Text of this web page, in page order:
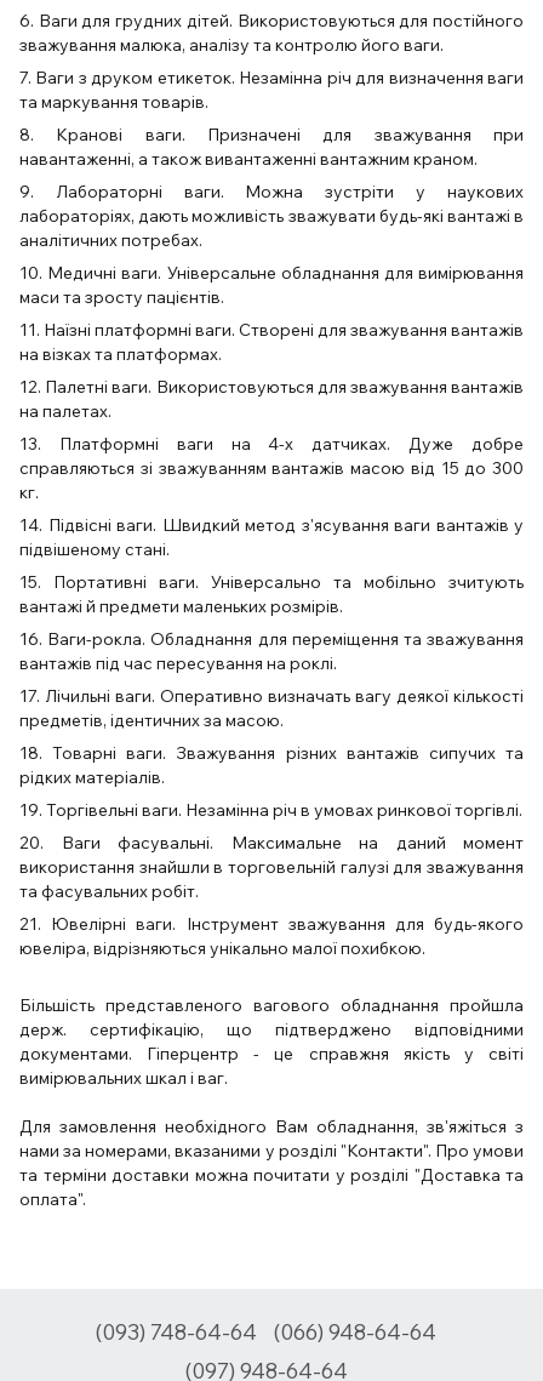
6. Ваги для грудних дітей. Використовуються для постійного
зважування малюка, аналізу та контролю його ваги.
7. Ваги з друком етикеток. Незамінна річ для визначення ваги
та маркування товарів.
8. Кранові ваги. Призначені для зважування при
навантаженні, а також вивантаженні вантажним краном.
9. Лабораторні ваги. Можна зустріти у наукових
лабораторіях, дають можливість зважувати будь-які вантажі в
аналітичних потребах.
10. Медичні ваги. Універсальне обладнання для вимірювання
маси та зросту пацієнтів.
11. Наїзні платформні ваги. Створені для зважування вантажів
на візках та платформах.
12. Палетні ваги. Використовуються для зважування вантажів
на палетах.
13. Платформні ваги на 4-х датчиках. Дуже добре
справляються зі зважуванням вантажів масою від 15 до 300
кг.
14. Підвісні ваги. Швидкий метод з'ясування ваги вантажів у
підвішеному стані.
15. Портативні ваги. Універсально та мобільно зчитують
вантажі й предмети маленьких розмірів.
16. Ваги-рокла. Обладнання для переміщення та зважування
вантажів під час пересування на роклі.
17. Лічильні ваги. Оперативно визначать вагу деякої кількості
предметів, ідентичних за масою.
18. Товарні ваги. Зважування різних вантажів сипучих та
рідких матеріалів.
19. Торгівельні ваги. Незамінна річ в умовах ринкової торгівлі.
20. Ваги фасувальні. Максимальне на даний момент
використання знайшли в торговельній галузі для зважування
та фасувальних робіт.
21. Ювелірні ваги. Інструмент зважування для будь-якого
ювеліра, відрізняються унікально малої похибкою.
Більшість представленого вагового обладнання пройшла
держ. сертифікацію, що підтверджено відповідними
документами. Гіперцентр - це справжня якість у світі
вимірювальних шкал і ваг.
Для замовлення необхідного Вам обладнання, зв'яжіться з
нами за номерами, вказаними у розділі "Контакти". Про умови
та терміни доставки можна почитати у розділі "Доставка та
оплата".
(093) 748-64-64
(066) 948-64-64
(097) 948-64-64